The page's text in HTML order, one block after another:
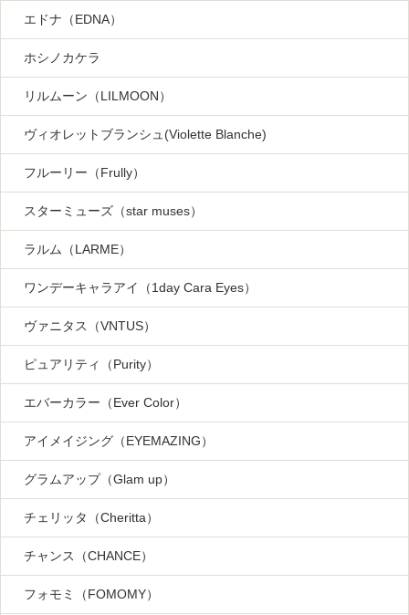
エドナ（EDNA）
ホシノカケラ
リルムーン（LILMOON）
ヴィオレットブランシュ(Violette Blanche)
フルーリー（Frully）
スターミューズ（star muses）
ラルム（LARME）
ワンデーキャラアイ（1day Cara Eyes）
ヴァニタス（VNTUS）
ピュアリティ（Purity）
エバーカラー（Ever Color）
アイメイジング（EYEMAZING）
グラムアップ（Glam up）
チェリッタ（Cheritta）
チャンス（CHANCE）
フォモミ（FOMOMY）